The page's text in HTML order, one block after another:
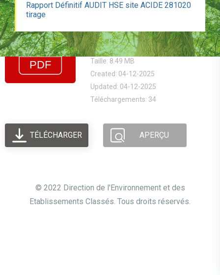
Rapport Définitif AUDIT HSE site ACIDE 281020
tirage
Rapport Définitif AUDIT
HSE Site ACIDE 281020
Tirage
Taille: 8.49 MB
Created: 04-12-2025
Updated: 04-12-2025
Téléchargements: 34
TÉLÉCHARGER APERÇU
© 2022 Direction de l'Environnement et des
Etablissements Classés. Tous droits réservés.